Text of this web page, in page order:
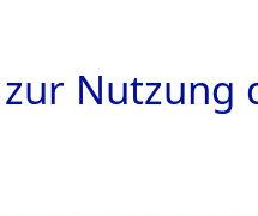
Nutzung